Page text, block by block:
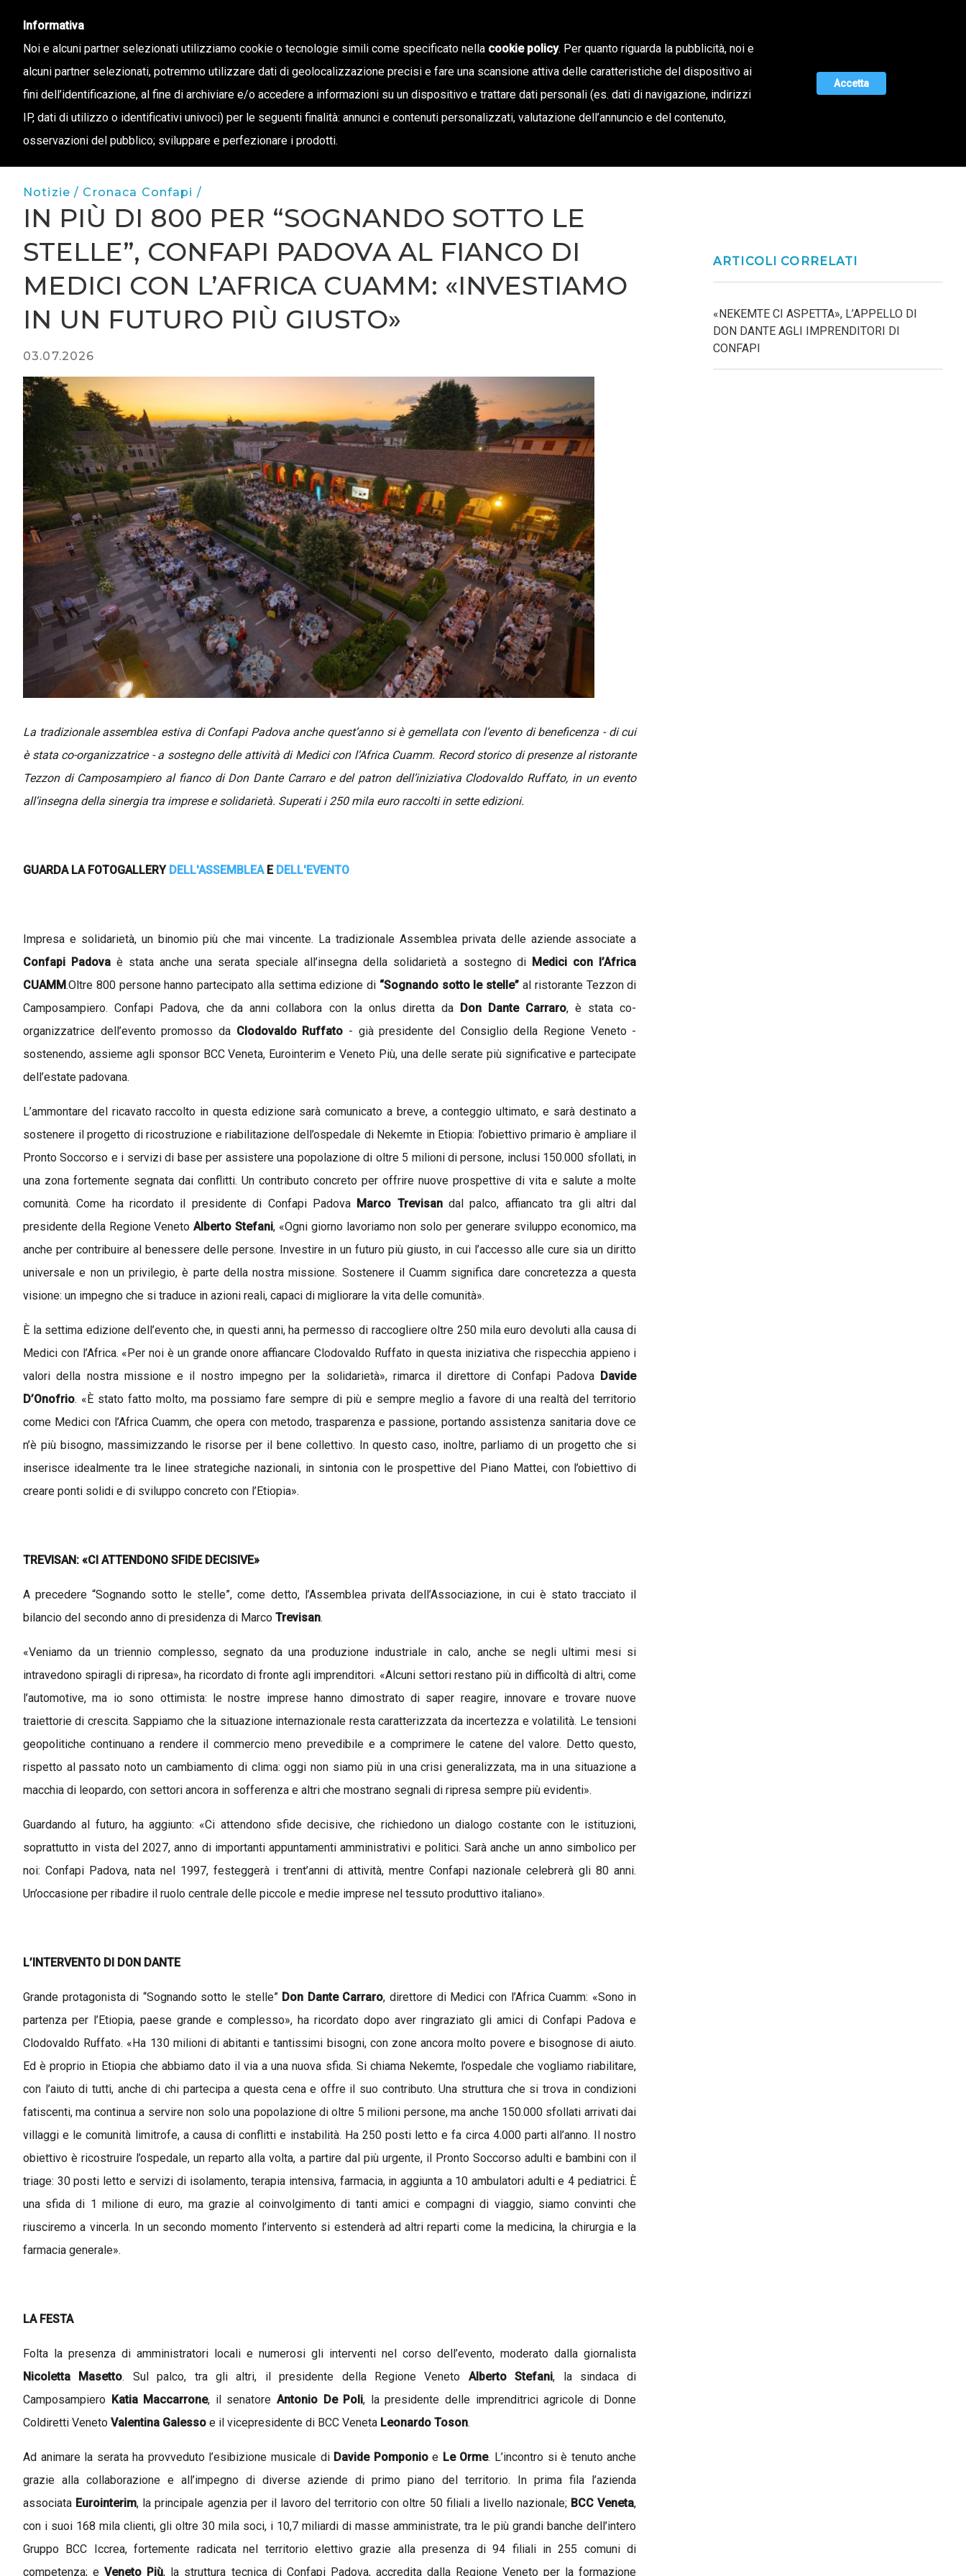
info@confapi.padova.it
CHI SIAMO STAMPA E TERRITORIO NOTIZIE OFFERTA DI VALORE MAGAZINE UNISCITI A NOI
Notizie / Cronaca Confapi /
IN PIÙ DI 800 PER “SOGNANDO SOTTO LE
STELLE”, CONFAPI PADOVA AL FIANCO DI
MEDICI CON L’AFRICA CUAMM: «INVESTIAMO
IN UN FUTURO PIÙ GIUSTO»
03.07.2026
La tradizionale assemblea estiva di Confapi Padova anche quest’anno si è gemellata con l’evento di beneficenza - di cui
è stata co-organizzatrice - a sostegno delle attività di Medici con l’Africa Cuamm. Record storico di presenze al ristorante
Tezzon di Camposampiero al fianco di Don Dante Carraro e del patron dell’iniziativa Clodovaldo Ruffato, in un evento
all’insegna della sinergia tra imprese e solidarietà. Superati i 250 mila euro raccolti in sette edizioni.
GUARDA LA FOTOGALLERY DELL'ASSEMBLEA E DELL'EVENTO
Impresa e solidarietà, un binomio più che mai vincente. La tradizionale Assemblea privata delle aziende associate a
Confapi Padovaè stata anche una serata speciale all’insegna della solidarietà a sostegno di Medici con l’Africa
CUAMM.Oltre 800 persone hanno partecipato alla settima edizione di “Sognando sotto le stelle” al ristorante Tezzon di
Camposampiero. Confapi Padova, che da anni collabora con la onlus diretta da Don Dante Carraro, è stata co-
organizzatrice dell’evento promosso da Clodovaldo Ruffato - già presidente del Consiglio della Regione Veneto -
sostenendo, assieme agli sponsor BCC Veneta, Eurointerim e Veneto Più, una delle serate più significative e partecipate
dell’estate padovana.
L’ammontare del ricavato raccolto in questa edizione sarà comunicato a breve, a conteggio ultimato, e sarà destinato a
sostenere il progetto di ricostruzione e riabilitazione dell’ospedale di Nekemte in Etiopia: l’obiettivo primario è ampliare il
Pronto Soccorso e i servizi di base per assistere una popolazione di oltre 5 milioni di persone, inclusi 150.000 sfollati, in
una zona fortemente segnata dai conflitti. Un contributo concreto per offrire nuove prospettive di vita e salute a molte
comunità. Come ha ricordato il presidente di Confapi Padova Marco Trevisandal palco, affiancato tra gli altri dal
presidente della Regione VenetoAlberto Stefani, «Ogni giorno lavoriamo non solo per generare sviluppo economico, ma
anche per contribuire al benessere delle persone. Investire in un futuro più giusto, in cui l’accesso alle cure sia un diritto
universale e non un privilegio, è parte della nostra missione. Sostenere il Cuamm significa dare concretezza a questa
visione: un impegno che si traduce in azioni reali, capaci di migliorare la vita delle comunità».
È la settima edizione dell’evento che, in questi anni, ha permesso di raccogliere oltre 250 mila euro devoluti alla causa di
Medici con l’Africa. «Per noi è un grande onore affiancare Clodovaldo Ruffato in questa iniziativa che rispecchia appieno i
valori della nostra missione e il nostro impegno per la solidarietà», rimarca il direttore di Confapi Padova Davide
D’Onofrio. «È stato fatto molto, ma possiamo fare sempre di più e sempre meglio a favore di una realtà del territorio
come Medici con l’Africa Cuamm, che opera con metodo, trasparenza e passione, portando assistenza sanitaria dove ce
n’è più bisogno, massimizzando le risorse per il bene collettivo. In questo caso, inoltre, parliamo di un progetto che si
inserisce idealmente tra le linee strategiche nazionali, in sintonia con le prospettive del Piano Mattei, con l’obiettivo di
creare ponti solidi e di sviluppo concreto con l’Etiopia».
TREVISAN: «CI ATTENDONO SFIDE DECISIVE»
A precedere “Sognando sotto le stelle”, come detto, l’Assemblea privata dell’Associazione, in cui è stato tracciato il
bilancio del secondo anno di presidenza di Marco Trevisan.
«Veniamo da un triennio complesso, segnato da una produzione industriale in calo, anche se negli ultimi mesi si
intravedono spiragli di ripresa», ha ricordato di fronte agli imprenditori. «Alcuni settori restano più in difficoltà di altri,come
l’automotive,ma io sono ottimista: le nostre imprese hanno dimostrato di saper reagire, innovare e trovare nuove
traiettorie di crescita. Sappiamo che la situazione internazionale resta caratterizzata da incertezza e volatilità. Le tensioni
geopolitiche continuano a rendere il commercio meno prevedibile e a comprimere le catene del valore. Detto questo,
rispetto al passato noto un cambiamento di clima: oggi non siamo più in una crisi generalizzata, ma in una situazione a
macchia di leopardo, con settori ancora in sofferenza e altri che mostrano segnali di ripresa sempre più evidenti».
Guardando al futuro, ha aggiunto: «Ci attendono sfide decisive, che richiedono un dialogo costante con le istituzioni,
soprattutto in vista del 2027, anno di importanti appuntamenti amministrativi e politici. Sarà anche un anno simbolico per
noi: Confapi Padova, nata nel 1997, festeggerà i trent’anni di attività, mentre Confapi nazionale celebrerà gli 80 anni.
Un’occasione per ribadire il ruolo centrale delle piccole e medie imprese nel tessuto produttivo italiano».
L’INTERVENTO DI DON DANTE
Grande protagonista di “Sognando sotto le stelle” Don Dante Carraro, direttore di Medici con l’Africa Cuamm: «Sono in
partenza per l’Etiopia, paese grande e complesso», ha ricordato dopo aver ringraziato gli amici di Confapi Padova e
Clodovaldo Ruffato. «Ha 130 milioni di abitanti e tantissimi bisogni, con zone ancora molto povere e bisognose di aiuto.
Ed è proprio in Etiopia che abbiamo dato il via a una nuova sfida. Si chiama Nekemte, l’ospedale che vogliamo riabilitare,
con l’aiuto di tutti, anche di chi partecipa a questa cena e offre il suo contributo. Una struttura che si trova in condizioni
fatiscenti, ma continua a servire non solo una popolazione di oltre 5 milioni persone, ma anche 150.000 sfollati arrivati dai
villaggi e le comunità limitrofe, a causa di conflitti e instabilità. Ha 250 posti letto e fa circa 4.000 parti all’anno. Il nostro
obiettivo è ricostruire l’ospedale, un reparto alla volta, a partire dal più urgente, il Pronto Soccorso adulti e bambini con il
triage: 30 posti letto e servizi di isolamento, terapia intensiva, farmacia, in aggiunta a 10 ambulatori adulti e 4 pediatrici. È
una sfida di 1 milione di euro, ma grazie al coinvolgimento di tanti amici e compagni di viaggio, siamo convinti che
riusciremo a vincerla. In un secondo momento l’intervento si estenderà ad altri reparti come la medicina, la chirurgia e la
farmacia generale».
LA FESTA
Folta la presenza di amministratori locali e numerosi gli interventi nel corso dell’evento,moderato dalla giornalista
Nicoletta Masetto. Sul palco, tra gli altri, il presidente della Regione Veneto Alberto Stefani,
la sindaca di
Camposampiero Katia Maccarrone, il senatoreAntonio De Poli, la presidente delle imprenditrici agricole di Donne
Coldiretti Veneto Valentina Galesso e il vicepresidente di BCC Veneta Leonardo Toson.
Ad animare la serata ha provveduto l’esibizione musicale di Davide Pomponioe Le Orme. L’incontro si è tenuto anche
grazie alla collaborazione e all’impegno di diverse aziende di primo piano del territorio. In prima fila l’azienda
associata Eurointerim, la principale agenzia per il lavoro del territorio con oltre 50 filiali a livello nazionale; BCC Veneta,
con i suoi 168 mila clienti, gli oltre 30 mila soci, i 10,7 miliardi di masse amministrate, tra le più grandi banche dell’intero
Gruppo BCC Iccrea, fortemente radicata nel territorio elettivo grazie alla presenza di 94 filiali in 255 comuni di
competenza; eVeneto Più, la struttura tecnica di Confapi Padova, accredita dalla Regione Veneto per la formazione
ARTICOLI CORRELATI
«NEKEMTE CI ASPETTA», L’APPELLO DI
DON DANTE AGLI IMPRENDITORI DI
CONFAPI
Informativa
Noi e alcuni partner selezionati utilizziamo cookie o tecnologie simili come specificato nella cookie policy. Per quanto riguarda la pubblicità, noi e
alcuni partner selezionati, potremmo utilizzare dati di geolocalizzazione precisi e fare una scansione attiva delle caratteristiche del dispositivo ai
fini dell’identificazione, al fine di archiviare e/o accedere a informazioni su un dispositivo e trattare dati personali (es. dati di navigazione, indirizzi
IP, dati di utilizzo o identificativi univoci) per le seguenti finalità: annunci e contenuti personalizzati, valutazione dell’annuncio e del contenuto,
osservazioni del pubblico; sviluppare e perfezionare i prodotti.
Accetta